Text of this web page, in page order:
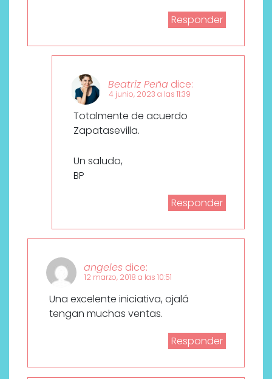
Responder
Beatriz Peña dice:
4 junio, 2023 a las 11:39
Totalmente de acuerdo
Zapatasevilla.
Un saludo,
BP
Responder
angeles dice:
12 marzo, 2018 a las 10:51
Una excelente iniciativa, ojalá
tengan muchas ventas.
Responder